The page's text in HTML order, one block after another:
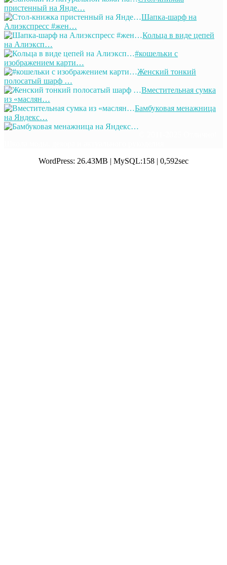
пристенный на Янде…
Шапка-шарф на
Алиэкспресс #жен…
Кольца в виде цепей
на Алиэксп…
#кошельки с
изображением карти…
Женский тонкий
полосатый шарф …
Вместительная сумка
из «маслян…
Бамбуковая менажница
на Яндекс…
WordPress: 26.43MB | MySQL:158 | 0,592sec